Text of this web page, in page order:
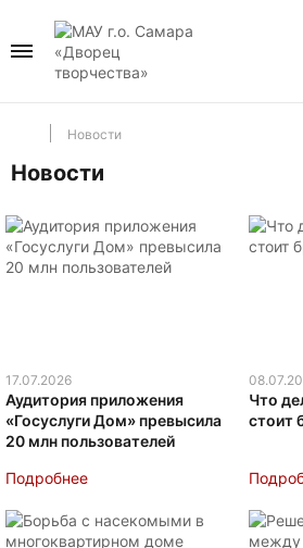
Новости
Новости
17.07.2026
Аудитория приложения
«Госуслуги Дом» превысила
20 млн пользователей
Подробнее
Что
стоит